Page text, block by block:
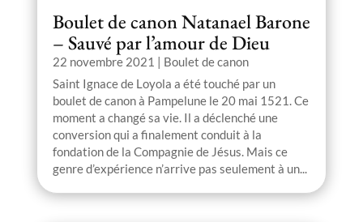
Boulet de canon Natanael Barone
– Sauvé par l’amour de Dieu
22 novembre 2021 | Boulet de canon
Saint Ignace de Loyola a été touché par un
boulet de canon à Pampelune le 20 mai 1521. Ce
moment a changé sa vie. Il a déclenché une
conversion qui a finalement conduit à la
fondation de la Compagnie de Jésus. Mais ce
genre d’expérience n’arrive pas seulement à un...